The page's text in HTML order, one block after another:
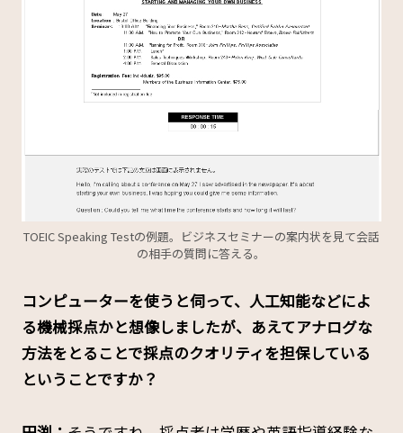
TOEIC Speaking Testの例題。ビジネスセミナーの案内状を見て会話
の相手の質問に答える。
――コンピューターを使うと伺って、人工知能などによ
る機械採点かと想像しましたが、あえてアナログな
方法をとることで採点のクオリティを担保している
ということですか？